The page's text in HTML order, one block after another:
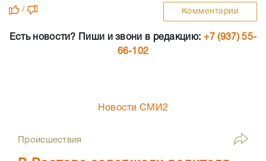
/ Комментарии
Есть новости? Пиши и звони в редакцию: +7 (937) 55-
66-102
Новости СМИ2
Происшествия